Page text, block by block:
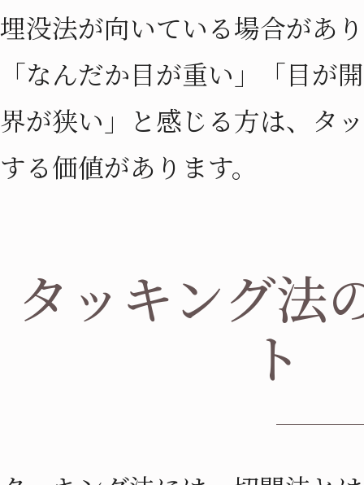
埋没法が向いている場合があ
「なんだか目が重い」「目が
界が狭い」と感じる方は、タ
する価値があります。
タッキング法
ト